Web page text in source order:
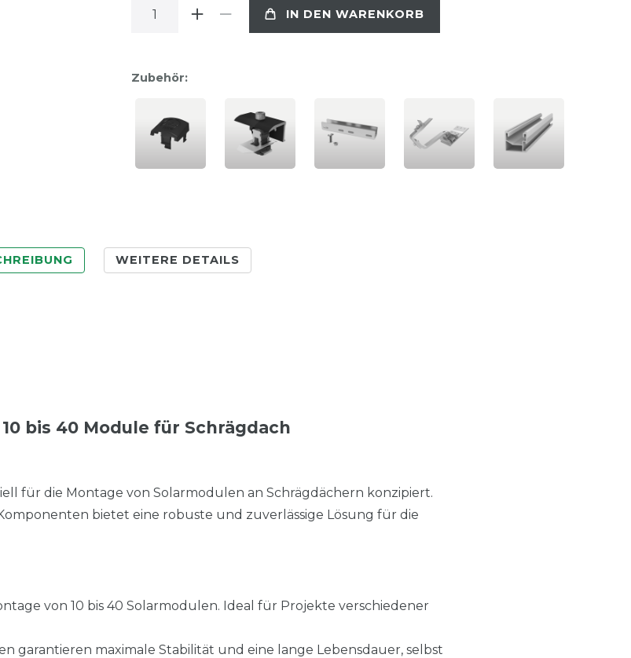
IN DEN WARENKORB
Zubehör:
WEITERE DETAILS
bis 40 Module für Schrägdach
für die Montage von Solarmodulen an Schrägdächern konzipiert.
bietet eine robuste und zuverlässige Lösung für die
von 10 bis 40 Solarmodulen. Ideal für Projekte verschiedener
garantieren maximale Stabilität und eine lange Lebensdauer, selbst